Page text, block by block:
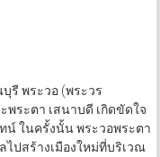
รี พระวอ (พระวร
ระตา เสนาบดี เกิดขัดใจ
น์ ในครั้งนั้น พระวอพระตา
ไปสร้างเมืองใหม่ที่บริเวณ